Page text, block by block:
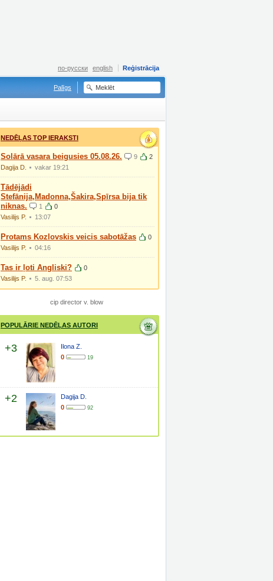
Reģistrācija
по-русски english
Palīgs
NEDĒĻAS TOP IERAKSTI
Solārā vasara beigusies 05.08.26. 9
2
Dagija D.
vakar 19:21
Tādējādi
Stefānija,Madonna,Šakira,Spīrsa bija tik
niknas.
1
0
Vasilijs P.
13:07
Protams Kozlovskis veicis sabotāžas
0
Vasilijs P.
04:16
Tas ir ļoti Angliski?
0
Vasilijs P.
5. aug. 07:53
cip director v. blow
POPULĀRIE NEDĒĻAS AUTORI
+3
Ilona Z.
0
19
+2
Dagija D.
0
92